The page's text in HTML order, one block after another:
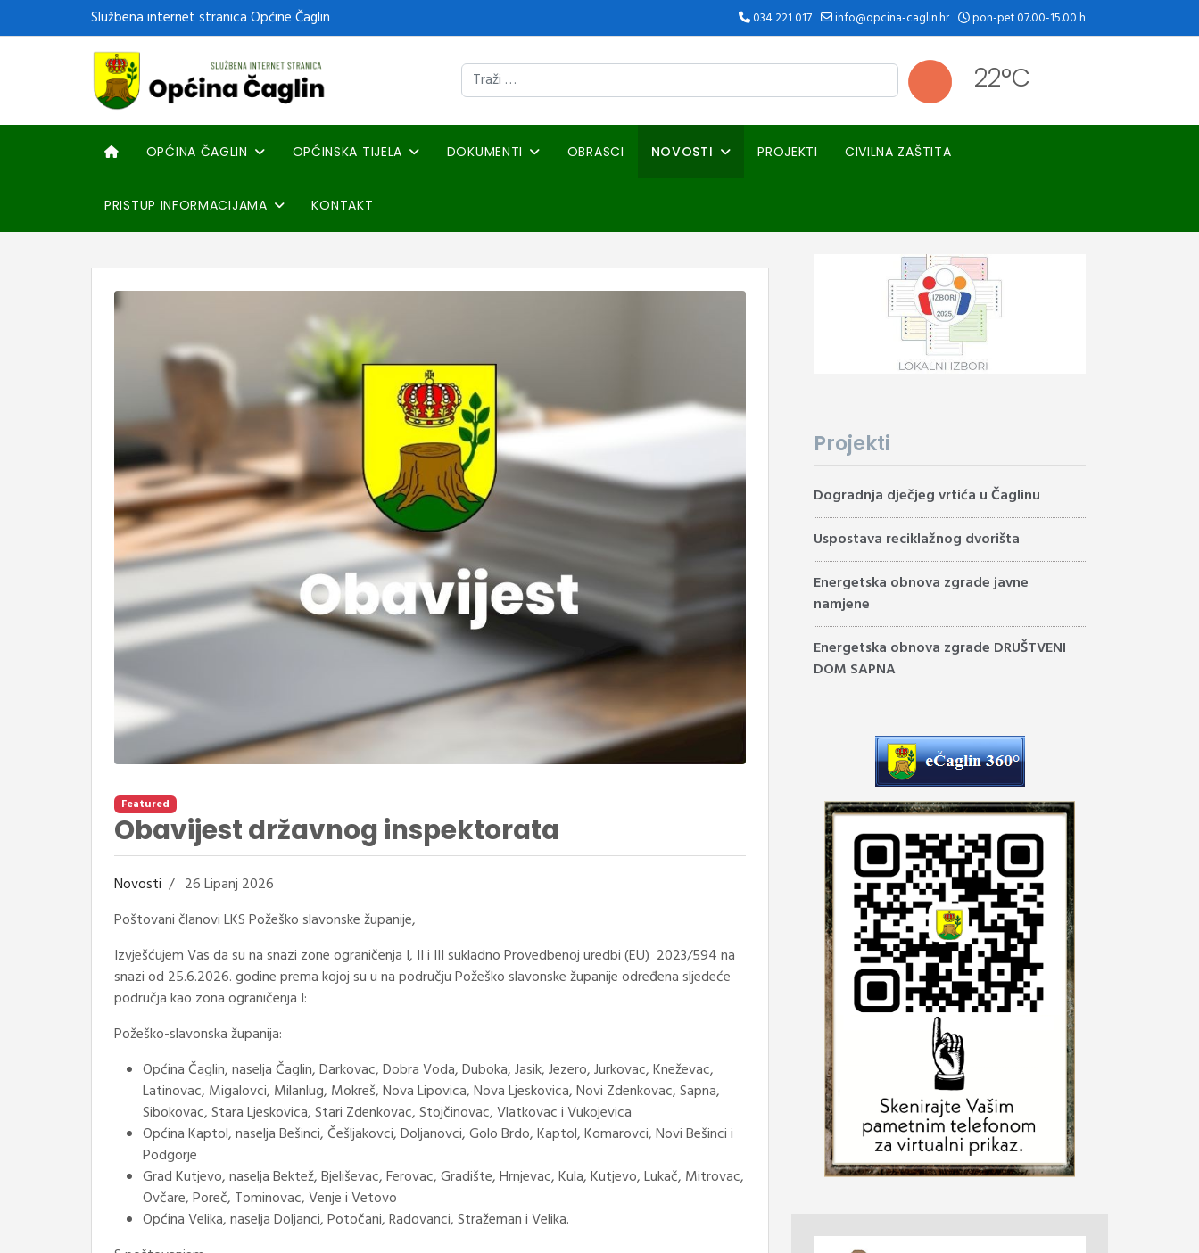
Službena internet stranica Općine Čaglin 034 221 017 info@opcina-caglin.hr pon-pet 07.00-15.00 h
22°C
OPĆINA ČAGLIN OPĆINSKA TIJELA DOKUMENTI OBRASCI NOVOSTI PROJEKTI CIVILNA ZAŠTITA
PRISTUP INFORMACIJAMA KONTAKT
Featured
Obavijest državnog inspektorata
Novosti
26 Lipanj 2026
Poštovani članovi LKS Požeško slavonske županije,
Izvješćujem Vas da su na snazi zone ograničenja I, II i III sukladno Provedbenoj uredbi (EU) 2023/594 na
snazi od 25.6.2026. godine prema kojoj su u na području Požeško slavonske županije određena sljedeće
područja kao zona ograničenja I:
Požeško-slavonska županija:
Općina Čaglin, naselja Čaglin, Darkovac, Dobra Voda, Duboka, Jasik, Jezero, Jurkovac, Kneževac,
Latinovac, Migalovci, Milanlug, Mokreš, Nova Lipovica, Nova Ljeskovica, Novi Zdenkovac, Sapna,
Sibokovac, Stara Ljeskovica, Stari Zdenkovac, Stojčinovac, Vlatkovac i Vukojevica
Općina Kaptol, naselja Bešinci, Češljakovci, Doljanovci, Golo Brdo, Kaptol, Komarovci, Novi Bešinci i
Podgorje
Grad Kutjevo, naselja Bektež, Bjeliševac, Ferovac, Gradište, Hrnjevac, Kula, Kutjevo, Lukač, Mitrovac,
Ovčare, Poreč, Tominovac, Venje i Vetovo
Općina Velika, naselja Doljanci, Potočani, Radovanci, Stražeman i Velika.
Projekti
Dogradnja dječjeg vrtića u Čaglinu
Uspostava reciklažnog dvorišta
Energetska obnova zgrade javne
namjene
Energetska obnova zgrade DRUŠTVENI
DOM SAPNA